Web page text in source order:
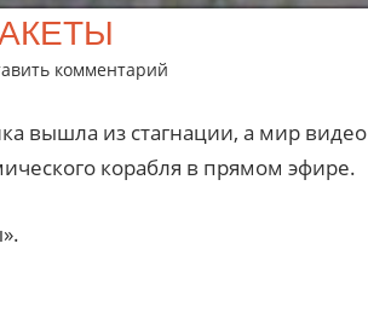
комментарий
вышла из стагнации, а мир видео
корабля в прямом эфире.